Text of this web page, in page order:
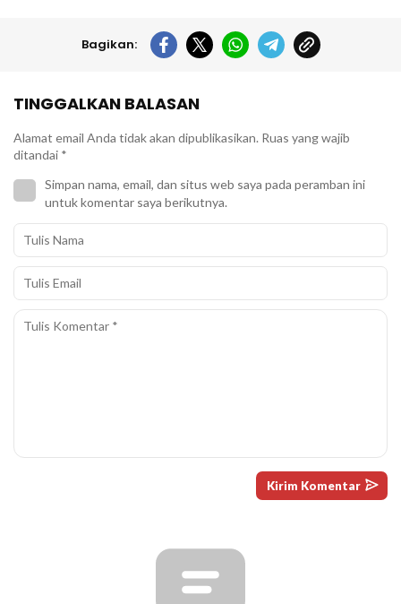
Bagikan:
TINGGALKAN BALASAN
Alamat email Anda tidak akan dipublikasikan. Ruas yang wajib
ditandai *
Simpan nama, email, dan situs web saya pada peramban ini
untuk komentar saya berikutnya.